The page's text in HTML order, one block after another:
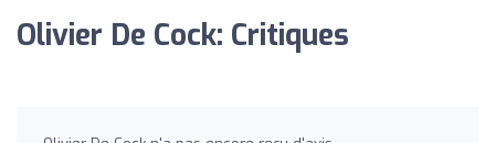
Olivier De Cock: Critiques